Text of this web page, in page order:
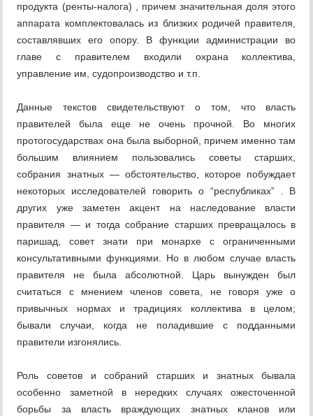
продукта (ренты-налога) , причем значительная доля этого
аппарата комплектовалась из близких родичей правителя,
составлявших его опору. В функции администрации во
главе с правителем входили охрана коллектива,
управление им, судопроизводство и т.п.
Данные текстов свидетельствуют о том, что власть
правителей была еще не очень прочной. Во многих
протогосударствах она была выборной, причем именно там
большим влиянием пользовались советы старших,
собрания знатных — обстоятельство, которое побуждает
некоторых исследователей говорить о “республиках” . В
других уже заметен акцент на наследование власти
правителя — и тогда собрание старших превращалось в
паришад, совет знати при монархе с ограниченными
консультативными функциями. Но в любом случае власть
правителя не была абсолютной. Царь вынужден был
считаться с мнением членов совета, не говоря уже о
привычных нормах и традициях коллектива в целом;
бывали случаи, когда не поладившие с подданными
правители изгонялись.
Роль советов и собраний старших и знатных бывала
особенно заметной в нередких случаях ожесточенной
борьбы за власть враждующих знатных кланов или